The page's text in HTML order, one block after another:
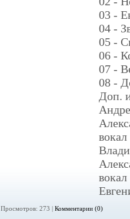
03 -
04 -
05 -
06 -
07 -
08 -
Доп.
вокал
вокал
Просмотров: 273 | Комментарии (0)